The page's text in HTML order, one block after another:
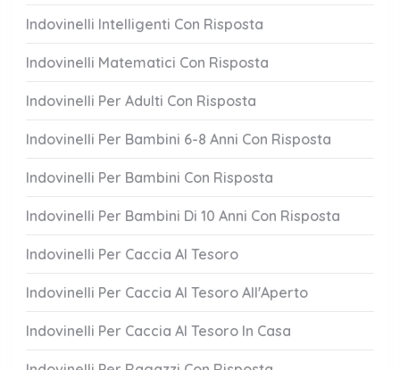
Indovinelli Intelligenti Con Risposta
Indovinelli Matematici Con Risposta
Indovinelli Per Adulti Con Risposta
Indovinelli Per Bambini 6-8 Anni Con Risposta
Indovinelli Per Bambini Con Risposta
Indovinelli Per Bambini Di 10 Anni Con Risposta
Indovinelli Per Caccia Al Tesoro
Indovinelli Per Caccia Al Tesoro All'Aperto
Indovinelli Per Caccia Al Tesoro In Casa